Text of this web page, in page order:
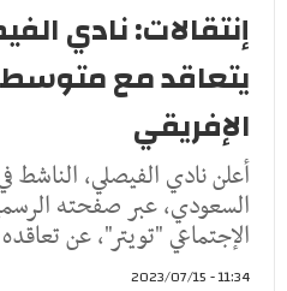
إنتقالات: نادي
يتعاقد مع متوسط
الإفريقي
أعلن نادي الفيصلي، الناشط
السعودي، عبر صفحته
الإجتماعي "تويتر"، عن
11:34 - 2023/07/15